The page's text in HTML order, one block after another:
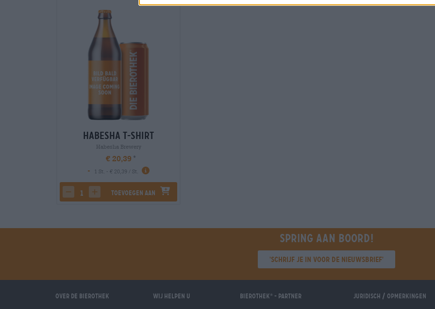
Habesha T-Shirt
Habesha Brewery
€ 20,39
-
1 St. - € 20,39 / St.
decrease quantity
increase quantity
Toevoegen aan
Spring aan boord!
'Schrijf je in voor de nieuwsbrief'
Over de Bierothek Wij helpen u Bierothek - Partner Juridisch / Opmerkingen